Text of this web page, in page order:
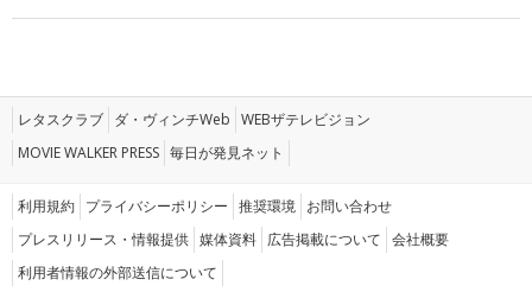
レタスクラブ ダ・ヴィンチWeb WEBザテレビジョン
MOVIE WALKER PRESS 毎日が発見ネット
利用規約 プライバシーポリシー 推奨環境 お問い合わせ
プレスリリース・情報提供 媒体資料 広告掲載について 会社概要
利用者情報の外部送信について